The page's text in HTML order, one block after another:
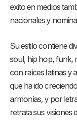
exito en medios
nacionales y
Su estilo contiene
soul, hip hop, funk,
con raíces latinas y
que ha ido
armonías, y por
retrata sus visiones